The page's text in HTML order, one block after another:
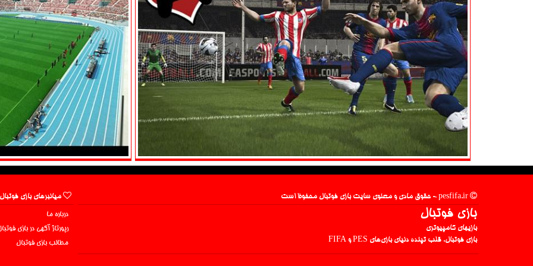
بازی فوتبال
بازیهای کامپیوتری
بازی فوتبال، قلب تپنده دنیای بازی‌های PES و FIFA
میانبرهای بازی
درباره ما
رپورتاژ آگهی در بازی
مطالب بازی فوتبال